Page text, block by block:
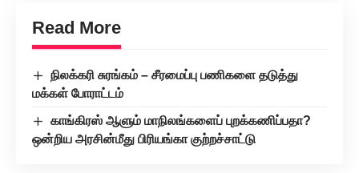
Read More
நிலக்கரி சுரங்கம் – சீரமைப்பு பணிகளை தடுத்து
மக்கள் போராட்டம்
காங்கிரஸ் ஆளும் மாநிலங்களைப் புறக்கணிப்பதா?
ஒன்றிய அரசின்மீது பிரியங்கா குற்றச்சாட்டு